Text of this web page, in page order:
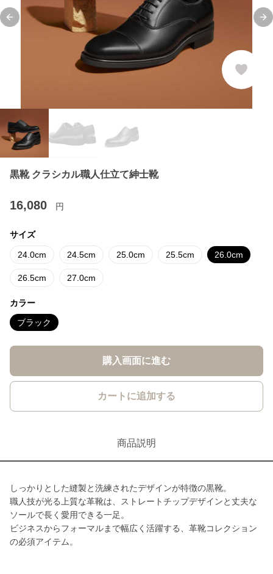
Previous slide
黒靴 クラシカル職人仕立て紳士靴
16,080 円
サイズ
24.0cm 24.5cm 25.0cm 25.5cm 26.0cm
26.5cm 27.0cm
カラー
ブラック
購入画面に進む
カートに追加する
商品説明
しっかりとした縫製と洗練されたデザインが特徴の黒靴。
職人技が光る上質な革靴は、ストレートチップデザインと丈夫な
ソールで長く愛用できる一足。
ビジネスからフォーマルまで幅広く活躍する、革靴コレクション
の必須アイテム。